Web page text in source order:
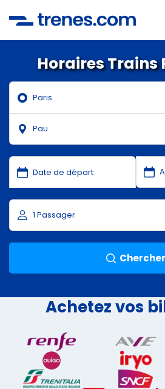
Horaires Trains
Chercher
Achetez vos